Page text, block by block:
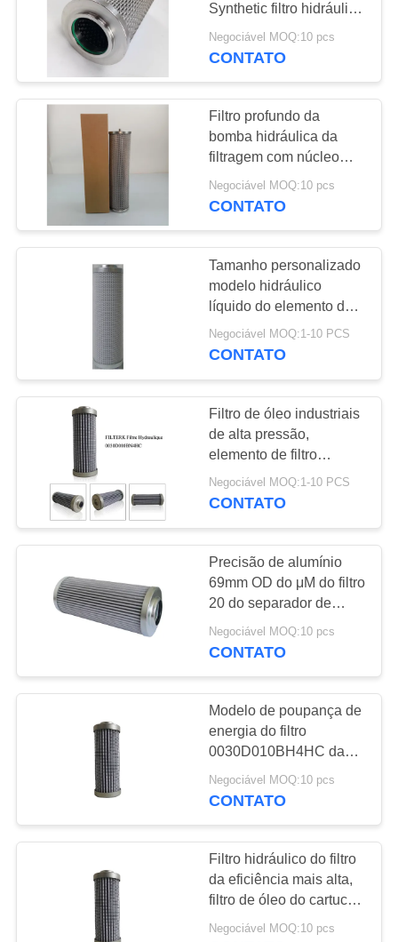
NOTÍCIAS
CASOS
PRIVACY
elemento de filtro do
gás
34
Filtro em caixa de ar
Elemento de filtro
do Coalescer
9
Filtros da turbina de
8
filtro industrial da
Synthetic filtro hidráulico
de 25 mícrons
Negociável MOQ:10 pcs
CONTATO
Filtro profundo da
bomba hidráulica da
filtragem com núcleo
interno galvanizado das
placas perfuradas
Negociável MOQ:10 pcs
CONTATO
Tamanho personalizado
modelo hidráulico
líquido do elemento de
filtro 0110D005BN3HC
do óleo
Negociável MOQ:1-10 PCS
CONTATO
Filtro de óleo industriais
de alta pressão,
elemento de filtro
hidráulico do óleo
lubrificante
Negociável MOQ:1-10 PCS
CONTATO
Precisão de alumínio
69mm OD do μM do filtro
20 do separador de
água do óleo hidráulico
de tampão de
Negociável MOQ:10 pcs
CONTATO
Modelo de poupança de
energia do filtro
0030D010BH4HC da
substituição do
elemento de filtro do
Negociável MOQ:10 pcs
CONTATO
Filtro hidráulico do filtro
da eficiência mais alta,
filtro de óleo do cartucho
da longa vida
Negociável MOQ:10 pcs